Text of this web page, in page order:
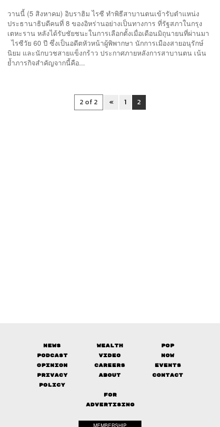
วานนี้ (5 สิงหาคม) อิบราฮิม ไรซี ทำพิธีสาบานตนเข้ารับตำแหน่ง
ประธานาธิบดีคนที่ 8 ของอิหร่านอย่างเป็นทางการ ที่รัฐสภาในกรุง
เตหะราน หลังได้รับชัยชนะในการเลือกตั้งเมื่อเดือนมิถุนายนที่ผ่านมา
ไรซีวัย 60 ปี ซึ่งเป็นอดีตหัวหน้าผู้พิพากษา นักการเมืองสายอนุรักษ์
นิยม และนักบวชสายแข็งกร้าว ประกาศภายหลังการสาบานตน เน้น
ย้ำภารกิจสำคัญจากนี้คือ...
2 of 2 « 1 2
News Wealth
Pop
Podcast
Video
Now
Opinion
Careers
Events
Privacy
Policy
About Contact
FOR
ADVERTISING
MEMBERSHIP